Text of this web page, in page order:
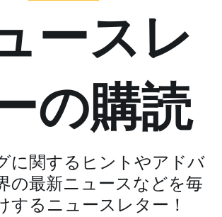
ースレ
の購読
に関するヒントやアドバ
の最新ニュースなどを毎
するニュースレター！